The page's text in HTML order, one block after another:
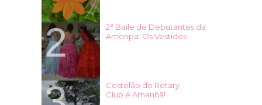
2° Baile de Debutantes da
Amonpa: Os Vestidos
Costelão do Rotary
Club é Amanhã!